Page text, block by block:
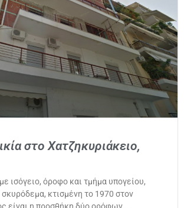
στο Χατζηκυριάκειο,
ισόγειο, όροφο και τμήμα υπογείου,
κτισμένη το 1970 στον